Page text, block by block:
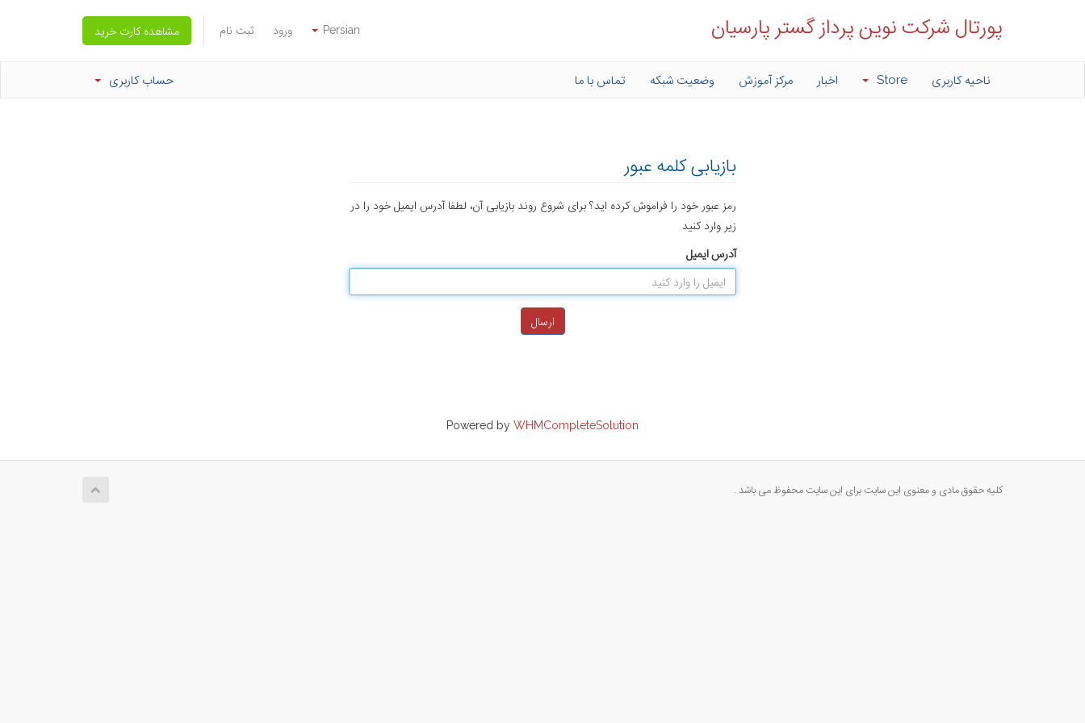
Persian ورود ثبت نام مشاهده کارت خرید پورتال شرکت نوین پرداز گستر پارسیان
ناحیه کاربری Store اخبار مرکز آموزش وضعیت شبکه تماس با ما حساب کاربری
بازیابی کلمه عبور
رمز عبور خود را فراموش کرده اید؟ برای شروع روند بازیابی آن، لطفا آدرس ایمیل خود را در
زیر وارد کنید
آدرس ایمیل
ارسال
Powered by WHMCompleteSolution
کلیه حقوق مادی و معنوی این سایت برای این سایت محفوظ می باشد .